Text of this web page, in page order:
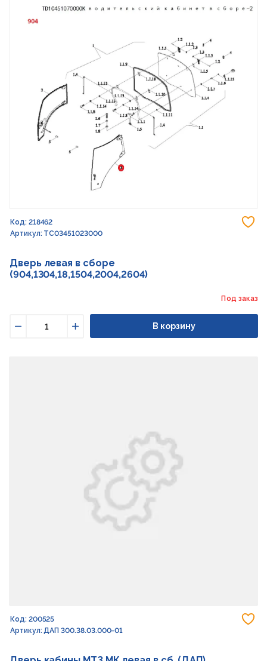
Код: 218462
Артикул: TC03451023000
Дверь левая в сборе
(904,1304,18,1504,2004,2604)
Под заказ
Увеличить
В корзину
Код: 200525
Артикул: ДАП 300.38.03.000-01